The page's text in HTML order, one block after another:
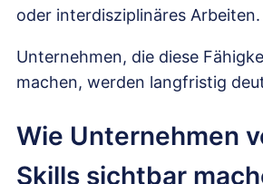
oder interdisziplinäres Arbeiten.
Unternehmen, die diese
machen, werden langfristig
Wie Unternehmen
Skills sichtbar